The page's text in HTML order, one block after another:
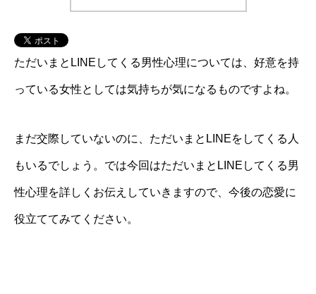
ただいまとLINEしてくる男性心理については、好意を持
っている女性としては気持ちが気になるものですよね。
まだ交際していないのに、ただいまとLINEをしてくる人
もいるでしょう。では今回はただいまとLINEしてくる男
性心理を詳しくお伝えしていきますので、今後の恋愛に
役立ててみてください。